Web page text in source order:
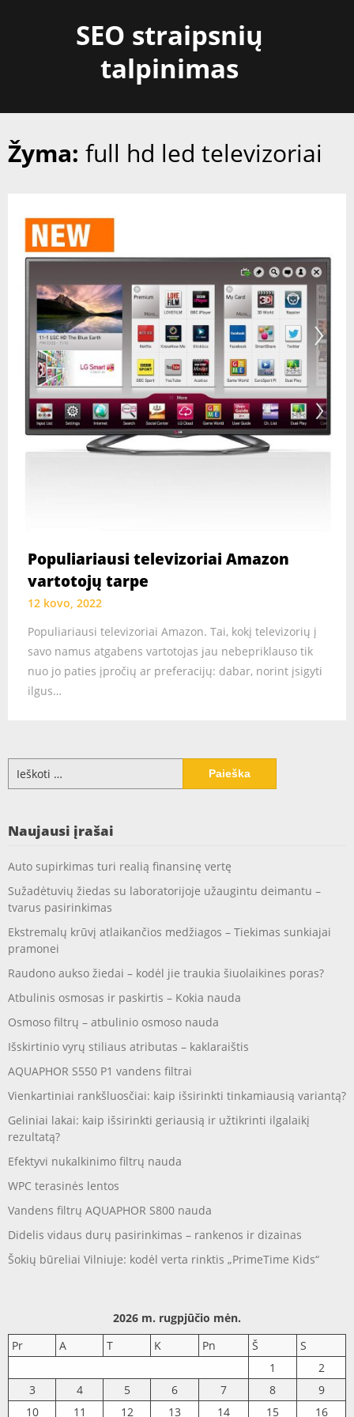
SEO straipsnių
talpinimas
Žyma: full hd led televizoriai
Populiariausi televizoriai Amazon
vartotojų tarpe
12 kovo, 2022
Populiariausi televizoriai Amazon. Tai, kokį televizorių į
savo namus atgabens vartotojas jau nebepriklauso tik
nuo jo paties įpročių ar preferacijų: dabar, norint įsigyti
ilgus…
Ieškoti:
Naujausi įrašai
Auto supirkimas turi realią finansinę vertę
Sužadėtuvių žiedas su laboratorijoje užaugintu deimantu –
tvarus pasirinkimas
Ekstremalų krūvį atlaikančios medžiagos – Tiekimas sunkiajai
pramonei
Raudono aukso žiedai – kodėl jie traukia šiuolaikines poras?
Atbulinis osmosas ir paskirtis – Kokia nauda
Osmoso filtrų – atbulinio osmoso nauda
Išskirtinio vyrų stiliaus atributas – kaklaraištis
AQUAPHOR S550 P1 vandens filtrai
Vienkartiniai rankšluosčiai: kaip išsirinkti tinkamiausią variantą?
Geliniai lakai: kaip išsirinkti geriausią ir užtikrinti ilgalaikį
rezultatą?
Efektyvi nukalkinimo filtrų nauda
WPC terasinės lentos
Vandens filtrų AQUAPHOR S800 nauda
Didelis vidaus durų pasirinkimas – rankenos ir dizainas
Šokių būreliai Vilniuje: kodėl verta rinktis „PrimeTime Kids“
2026 m. rugpjūčio mėn.
Pr
A T K Pn Š
S
1
2
3
4 5 6 7 8
9
10
11 12 13 14 15 16